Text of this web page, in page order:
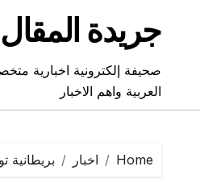
contentجريدة المقال
صحيفة إلكترونية اخبارية
العربية واهم الاخبار
Home اخبار